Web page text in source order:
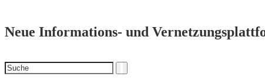
Neue Informations- und
Suchen
nach